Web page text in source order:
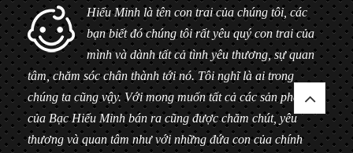
Hiểu Minh là tên con trai của chúng tôi, các
bạn biết đó chúng tôi rất yêu quý con trai của
mình và dành tất cả tình yêu thương, sự quan
tâm, chăm sóc chân thành tới nó. Tôi nghĩ là ai trong
chúng ta cũng vậy. Với mong muốn tất cả các sản phẩm
của Bạc Hiểu Minh bán ra cũng được chăm chút, yêu
thương và quan tâm như với những đứa con của chính